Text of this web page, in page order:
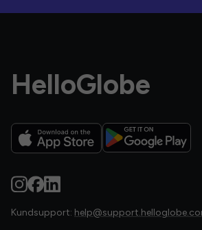
HelloGlobe
Kundsupport: